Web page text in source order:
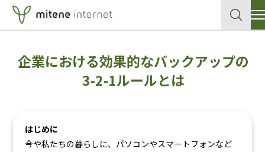
クラウド
企業情報
企業における効果的なバックアップの
3-2-1ルールとは
はじめに
今や私たちの暮らしに、パソコンやスマートフォンなど